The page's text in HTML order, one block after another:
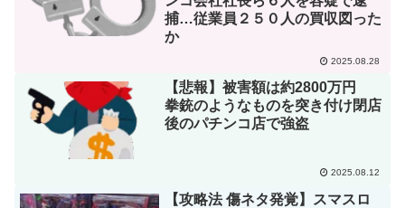
捕…従業員２５０人の買収図った
か
2025.08.28
【悲報】被害額は約2800万円
拳銃のようなものを突き付け閉店
後のパチンコ店で強盗
2025.08.12
【攻略法 傷ネタ発覚】スマスロ